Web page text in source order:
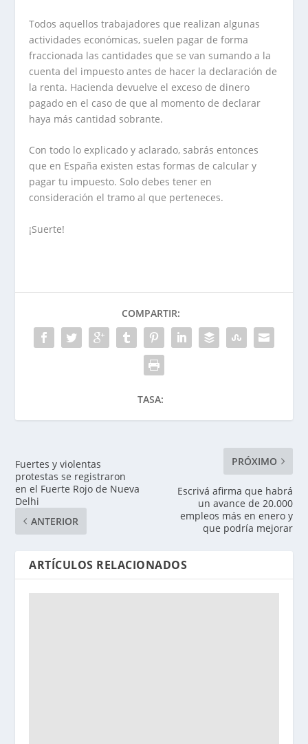
Todos aquellos trabajadores que realizan algunas
actividades económicas, suelen pagar de forma
fraccionada las cantidades que se van sumando a la
cuenta del impuesto antes de hacer la declaración de
la renta. Hacienda devuelve el exceso de dinero
pagado en el caso de que al momento de declarar
haya más cantidad sobrante.
Con todo lo explicado y aclarado, sabrás entonces
que en España existen estas formas de calcular y
pagar tu impuesto. Solo debes tener en
consideración el tramo al que perteneces.
¡Suerte!
COMPARTIR:
TASA:
Fuertes y violentas
protestas se registraron
en el Fuerte Rojo de Nueva
Delhi
ANTERIOR
PRÓXIMO
Escrivá afirma que habrá
un avance de 20.000
empleos más en enero y
que podría mejorar
ARTÍCULOS RELACIONADOS